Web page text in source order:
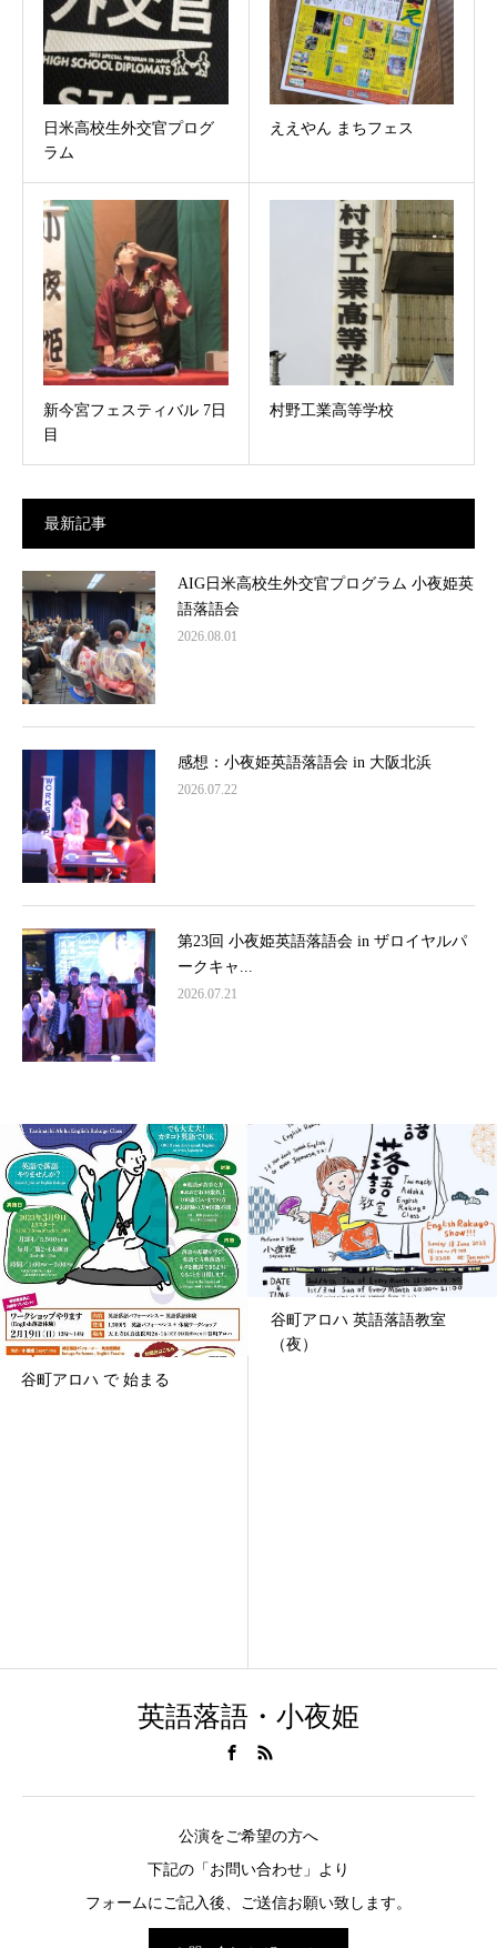
日米高校生外交官プログ
ラム
ええやん まちフェス
新今宮フェスティバル 7日
目
村野工業高等学校
最新記事
AIG日米高校生外交官プログラム 小夜姫英
語落語会
2026.08.01
感想：小夜姫英語落語会 in 大阪北浜
2026.07.22
第23回 小夜姫英語落語会 in ザロイヤルパ
ークキャ...
2026.07.21
谷町アロハ で 始まる
谷町アロハ 英語落語教室
（夜）
英語落語・小夜姫
公演をご希望の方へ
下記の「お問い合わせ」より
フォームにご記入後、ご送信お願い致します。